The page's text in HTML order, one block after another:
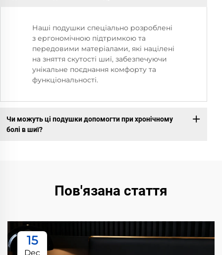
Наші подушки спеціально розроблені
з ергономічною підтримкою та
передовими матеріалами, які націлені
на зняття скутості шиї, забезпечуючи
унікальне поєднання комфорту та
функціональності.
Чи можуть ці подушки допомогти при хронічному
болі в шиї?
Пов'язана стаття
15
Dec